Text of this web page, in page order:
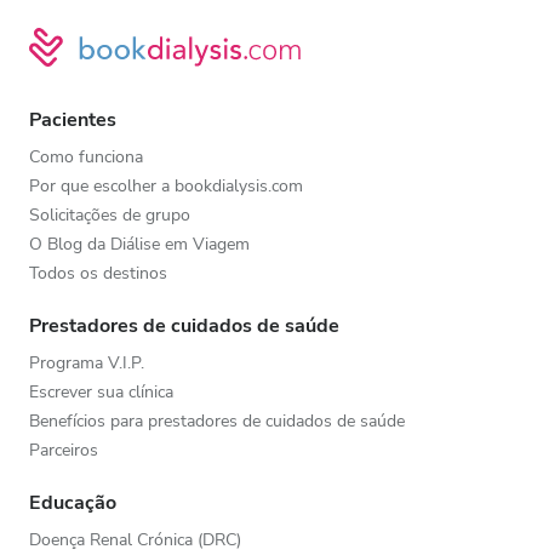
Pacientes
Como funciona
Por que escolher a bookdialysis.com
Solicitações de grupo
O Blog da Diálise em Viagem
Todos os destinos
Prestadores de cuidados de saúde
Programa V.I.P.
Escrever sua clínica
Benefícios para prestadores de cuidados de saúde
Parceiros
Educação
Doença Renal Crónica (DRC)